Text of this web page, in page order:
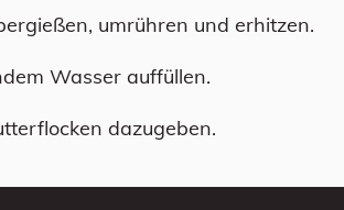
umrühren und erhitzen.
Wasser auffüllen.
dazugeben.